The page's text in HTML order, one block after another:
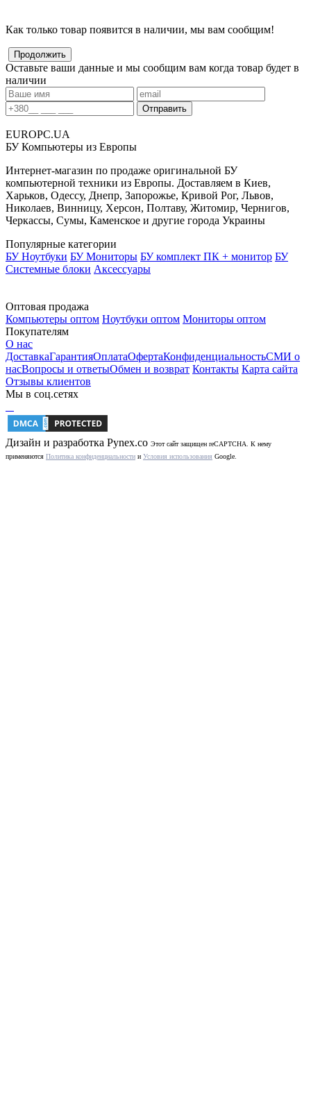
Как только товар появится в наличии, мы вам сообщим!
Оставьте ваши данные и мы сообщим вам когда товар будет в
наличии
EUROPC.UA
БУ Компьютеры из Европы
Интернет-магазин по продаже оригинальной БУ
компьютерной техники из Европы. Доставляем в Киев,
Харьков, Одессу, Днепр, Запорожье, Кривой Рог, Львов,
Николаев, Винницу, Херсон, Полтаву, Житомир, Чернигов,
Черкассы, Сумы, Каменское и другие города Украины
Популярные категории
БУ Ноутбуки БУ Мониторы БУ комплект ПК + монитор БУ
Системные блоки Аксессуары
Оптовая продажа
Компьютеры оптом Ноутбуки оптом Мониторы оптом
Покупателям
О нас
ДоставкаГарантияОплатаОфертаКонфиденциальностьСМИ о
насВопросы и ответыОбмен и возврат Контакты Карта сайта
Отзывы клиентов
Мы в соц.сетях
Дизайн и разработка Pynex.co Этот сайт защищен reCAPTCHA. К нему
применяются Политика конфиденциальности и Условия использования Google.